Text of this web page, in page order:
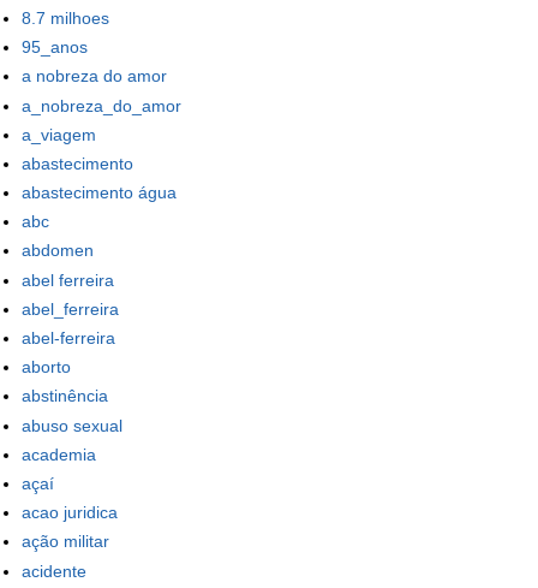
8.7 milhoes
95_anos
a nobreza do amor
a_nobreza_do_amor
a_viagem
abastecimento
abastecimento água
abc
abdomen
abel ferreira
abel_ferreira
abel-ferreira
aborto
abstinência
abuso sexual
academia
açaí
acao juridica
ação militar
acidente